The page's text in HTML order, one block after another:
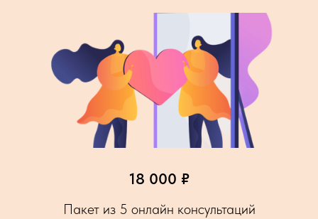
18 000 ₽
Пакет из 5 онлайн консультаций